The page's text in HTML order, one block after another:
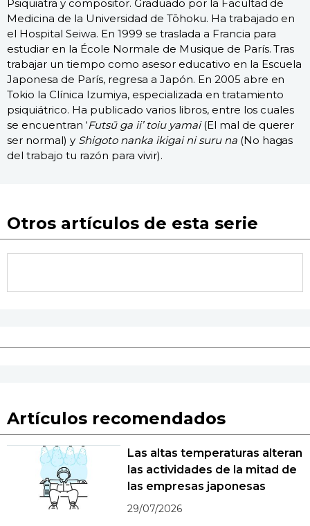
Psiquiatra y compositor. Graduado por la Facultad de
Medicina de la Universidad de Tōhoku. Ha trabajado en
el Hospital Seiwa. En 1999 se traslada a Francia para
estudiar en la École Normale de Musique de París. Tras
trabajar un tiempo como asesor educativo en la Escuela
Japonesa de París, regresa a Japón. En 2005 abre en
Tokio la Clínica Izumiya, especializada en tratamiento
psiquiátrico. Ha publicado varios libros, entre los cuales
se encuentran ‘Futsū ga ii’ toiu yamai(El mal de querer
ser normal) y Shigoto nanka ikigai ni suru na(No hagas
del trabajo tu razón para vivir).
Otros artículos de esta serie
Artículos recomendados
Las altas temperaturas alteran
las actividades de la mitad de
las empresas japonesas
29/07/2026